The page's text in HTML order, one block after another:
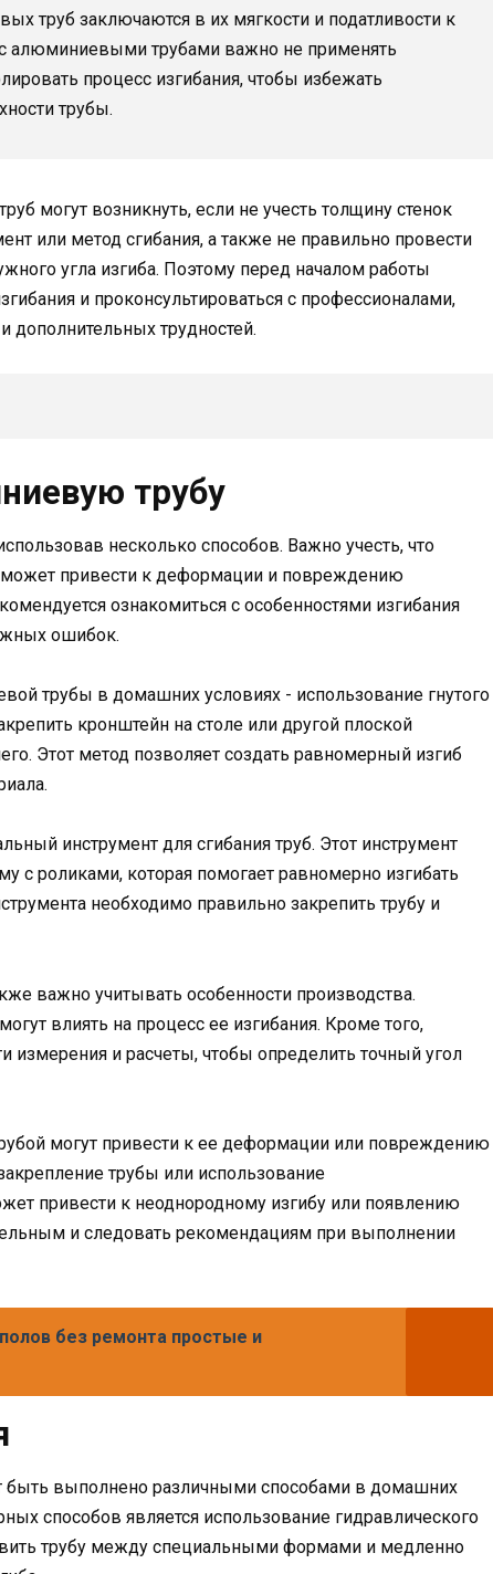
труб заключаются в их мягкости и податливости к
алюминиевыми трубами важно не применять
процесс изгибания, чтобы избежать
трубы.
могут возникнуть, если не учесть толщину стенок
или метод сгибания, а также не правильно провести
угла изгиба. Поэтому перед началом работы
и проконсультироваться с профессионалами,
трудностей.
трубу
несколько способов. Важно учесть, что
привести к деформации и повреждению
ознакомиться с особенностями изгибания
ошибок.
трубы в домашних условиях - использование гнутого
кронштейн на столе или другой плоской
Этот метод позволяет создать равномерный изгиб
инструмент для сгибания труб. Этот инструмент
с роликами, которая помогает равномерно изгибать
необходимо правильно закрепить трубу и
важно учитывать особенности производства.
влиять на процесс ее изгибания. Кроме того,
измерения и расчеты, чтобы определить точный угол
могут привести к ее деформации или повреждению
трубы или использование
привести к неоднородному изгибу или появлению
и следовать рекомендациям при выполнении
без ремонта простые и
выполнено различными способами в домашних
способов является использование гидравлического
трубу между специальными формами и медленно